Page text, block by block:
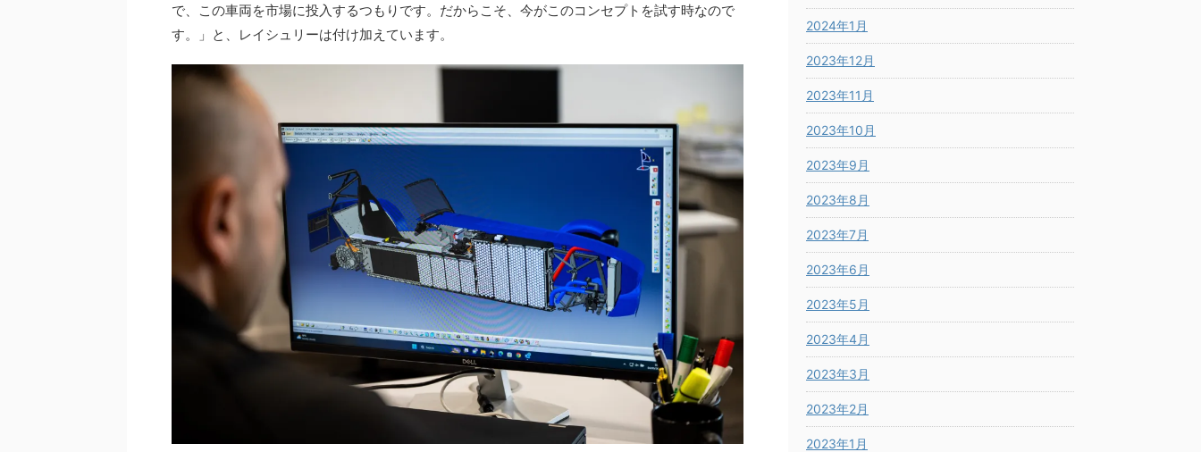
で、この車両を市場に投入するつもりです。だからこそ、今がこのコンセプトを試す時なので
す。」と、レイシュリーは付け加えています。
2024年1月
2023年12月
2023年11月
2023年10月
2023年9月
2023年8月
2023年7月
2023年6月
2023年5月
2023年4月
2023年3月
2023年2月
2023年1月